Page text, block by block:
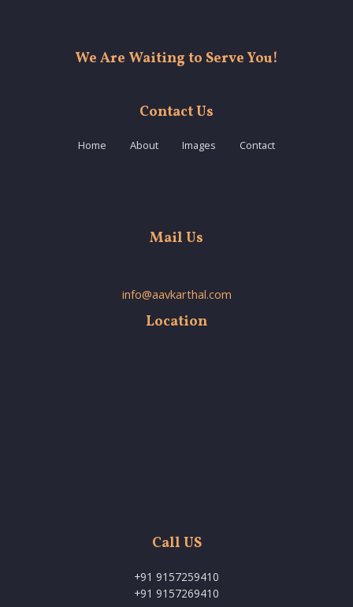
We Are Waiting to Serve You!
Contact Us
Home About Images Contact
Mail Us
info@aavkarthal.com
Location
Call US
+91 9157259410
+91 9157269410